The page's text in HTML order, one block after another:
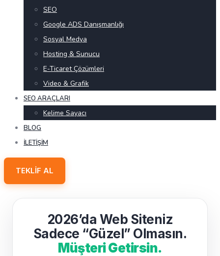
SEO
Google ADS Danışmanlığı
Sosyal Medya
Hosting & Sunucu
E-Ticaret Çözümleri
Video & Grafik
SEO ARAÇLARI
Kelime Sayacı
BLOG
İLETIŞIM
TEKLIF AL
2026’da Web Siteniz
Sadece “Güzel” Olmasın.
Müşteri Getirsin.